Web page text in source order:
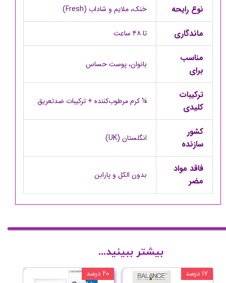
نوع رایحه خنک، ملایم و شاداب (Fresh)
ماندگاری تا ۴۸ ساعت
مناسب
برای
بانوان، پوست حساس
ترکیبات
کلیدی
¼ کرم مرطوب‌کننده + ترکیبات ضدتعریق
کشور
سازنده
انگلستان (UK)
فاقد مواد
مضر
بدون الکل و پارابن
۲۰ درصد ۱۷ درصد
بیشتر ببینید...